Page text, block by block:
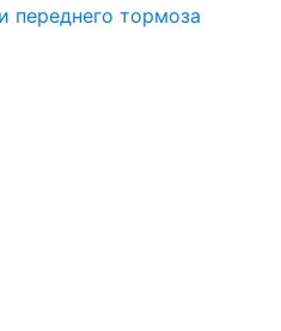
переднего тормоза